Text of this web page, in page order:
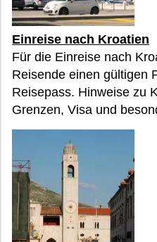
Einreise nach Kroatien
Für die Einreise nach
Reisende einen gültigen
Reisepass. Hinweise zu
Grenzen, Visa und